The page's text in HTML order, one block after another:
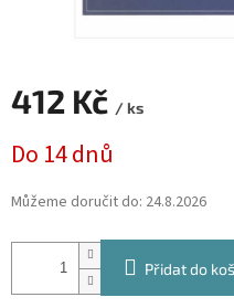
412 Kč / ks
cena:
Do 14 dnů
Můžeme doručit do: 24.8.2026
Přidat do